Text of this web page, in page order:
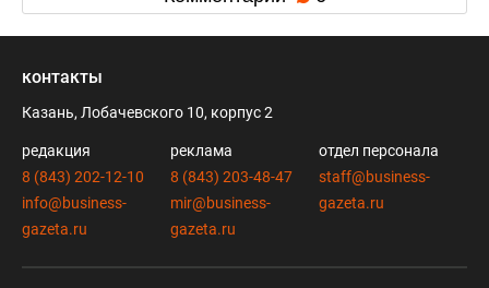
контакты
Казань, Лобачевского 10, корпус 2
редакция
8 (843) 202-12-10
info@business-
gazeta.ru
реклама
8 (843) 203-48-47
mir@business-
gazeta.ru
отдел персонала
staff@business-
gazeta.ru